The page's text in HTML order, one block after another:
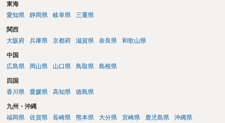
東海
愛知県
静岡県 岐阜県 三重県
関西
大阪府
兵庫県 京都府 滋賀県 奈良県 和歌山県
中国
広島県
岡山県 山口県 鳥取県 島根県
四国
香川県
愛媛県 高知県 徳島県
九州・沖縄
福岡県
佐賀県 長崎県 熊本県 大分県 宮崎県 鹿児島県 沖縄県